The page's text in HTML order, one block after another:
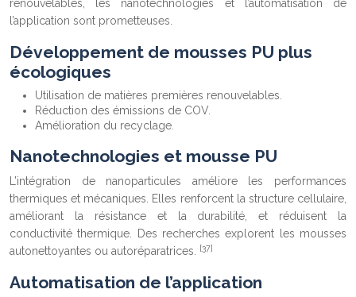
renouvelables, les nanotechnologies et l’automatisation de
l’application sont prometteuses.
Développement de mousses PU plus
écologiques
Utilisation de matières premières renouvelables.
Réduction des émissions de COV.
Amélioration du recyclage.
Nanotechnologies et mousse PU
L’intégration de nanoparticules améliore les performances
thermiques et mécaniques. Elles renforcent la structure cellulaire,
améliorant la résistance et la durabilité, et réduisent la
conductivité thermique. Des recherches explorent les mousses
autonettoyantes ou autoréparatrices.
[37]
Automatisation de l’application